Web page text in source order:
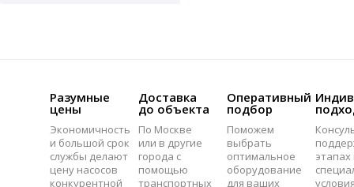
Разумные
цены
Экономичность
и большой срок
службы делают
цену насосов
конкурентной
Доставка
до объекта
По Москве
или в другие
города с
помощью
транспортных
Оперативный
подбор
Поможем
выбрать
оптимальное
оборудование
для ваших
этапах